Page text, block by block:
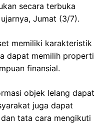
secara terbuka
ujarnya, Jumat (3/7).
memiliki karakteristik
dapat memilih properti
finansial.
objek lelang dapat
juga dapat
tata cara mengikuti